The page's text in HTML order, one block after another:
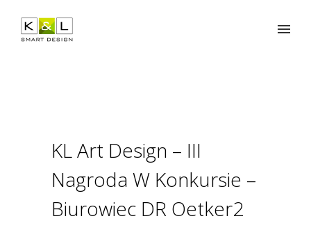
KL Art Design – III
Nagroda W Konkursie –
Biurowiec DR Oetker2